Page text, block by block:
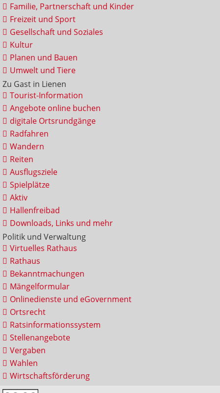
Familie, Partnerschaft und Kinder
Freizeit und Sport
Gesellschaft und Soziales
Kultur
Planen und Bauen
Umwelt und Tiere
Zu Gast in Lienen
Tourist-Information
Angebote online buchen
digitale Ortsrundgänge
Radfahren
Wandern
Reiten
Ausflugsziele
Spielplätze
Aktiv
Hallenfreibad
Downloads, Links und mehr
Politik und Verwaltung
Virtuelles Rathaus
Rathaus
Bekanntmachungen
Mängelformular
Onlinedienste und eGovernment
Ortsrecht
Ratsinformationssystem
Stellenangebote
Vergaben
Wahlen
Wirtschaftsförderung